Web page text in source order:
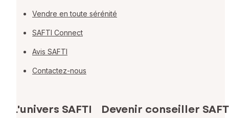
Vendre en toute sérénité
SAFTI Connect
Avis SAFTI
Contactez-nous
L'univers SAFTI Devenir conseiller